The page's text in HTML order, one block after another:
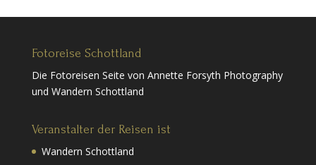
Fotoreise Schottland
Die Fotoreisen Seite von Annette Forsyth Photography
und Wandern Schottland
Veranstalter der Reisen ist
Wandern Schottland